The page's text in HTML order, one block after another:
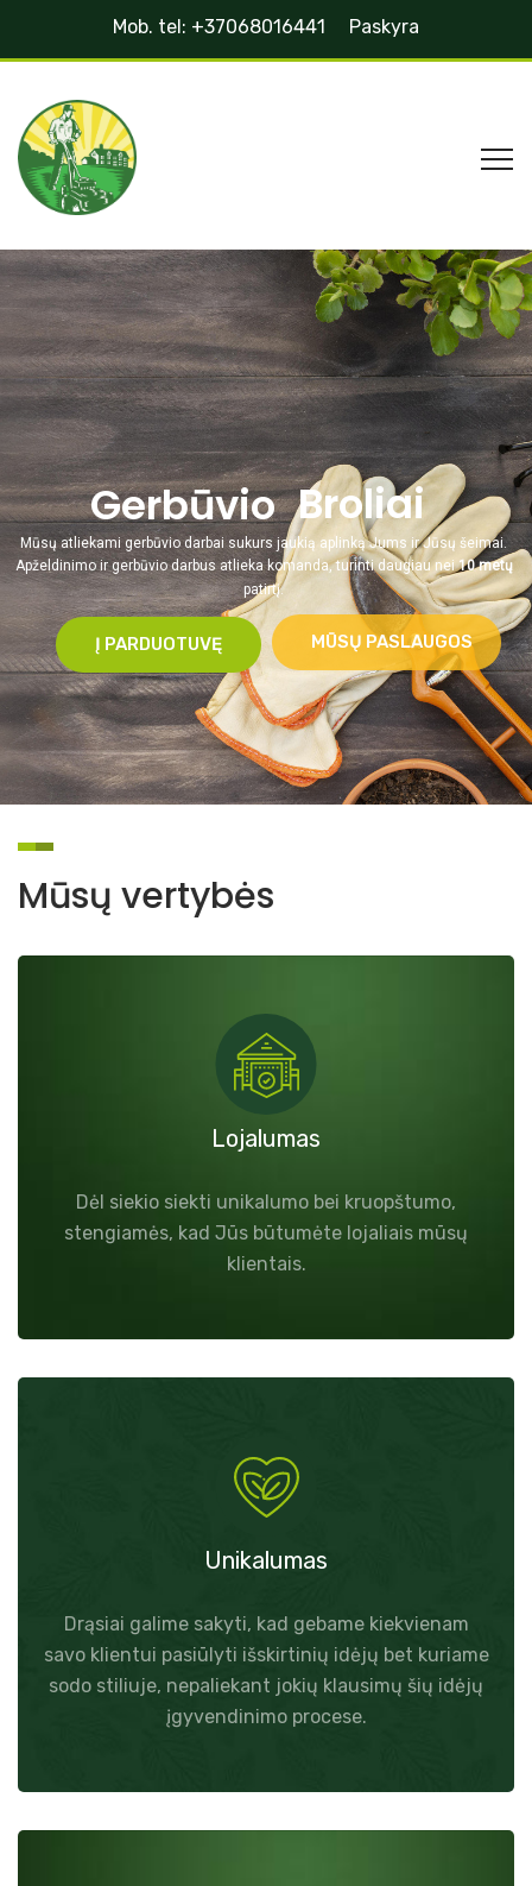
Mob. tel: +37068016441 Paskyra
Gerbūvio
Į PARDUOTUVĘ
Mūsų atliekami gerbūvio darbai sukurs jaukią aplinką Jums ir Jūsų šeimai.
Apželdinimo ir gerbūvio darbus atlieka komanda, turinti daugiau nei10 metų
patirtį.
MŪSŲ PASLAUGOS
Broliai
Mūsų vertybės
Lojalumas
Dėl siekio siekti unikalumo bei kruopštumo,
stengiamės, kad Jūs būtumėte lojaliais mūsų
klientais.
Unikalumas
Drąsiai galime sakyti, kad gebame kiekvienam
savo klientui pasiūlyti išskirtinių idėjų bet kuriame
sodo stiliuje, nepaliekant jokių klausimų šių idėjų
įgyvendinimo procese.